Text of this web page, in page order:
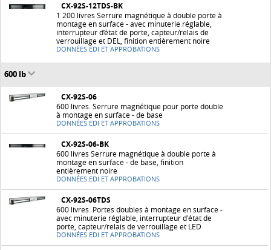
CX-92S-12TDS-BK
1 200 livres Serrure magnétique à double porte à
montage en surface - avec minuterie réglable,
interrupteur d’état de porte, capteur/relais de
verrouillage et DEL, finition entièrement noire
DONNÉES EDI ET APPROBATIONS
600 lb
CX-92S-06
600 livres. Serrure magnétique pour porte double
à montage en surface - de base
DONNÉES EDI ET APPROBATIONS
CX-92S-06-BK
600 livres Serrure magnétique à double porte à
montage en surface - de base, finition
entièrement noire
DONNÉES EDI ET APPROBATIONS
CX-92S-06TDS
600 livres. Portes doubles à montage en surface -
avec minuterie réglable, interrupteur d'état de
porte, capteur/relais de verrouillage et LED
DONNÉES EDI ET APPROBATIONS